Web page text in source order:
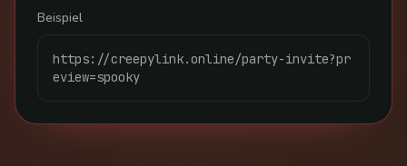
Beispiel
https://creepylink.online/party-invite?pr
eview=spooky